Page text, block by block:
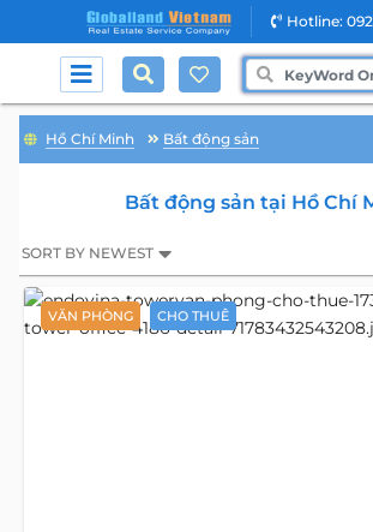
Hotline:
Hồ Chí Minh Bất động sản
Bất động sản tại Hồ Chí
SORT BY NEWEST
VĂN PHÒNG CHO THUÊ